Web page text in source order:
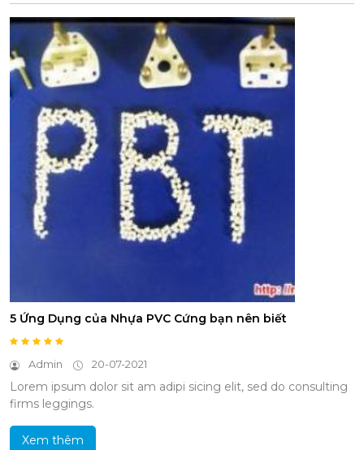
5 Ứng Dụng của Nhựa PVC Cứng bạn nên biết
Admin 20-07-2021
Lorem ipsum dolor sit am adipi sicing elit, sed do consulting
firms leggings.
Xem thêm